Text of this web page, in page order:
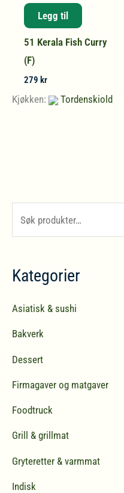
Fish
Curry
(F)
antall
Legg til
51 Kerala Fish Curry
(F)
279 kr
Kjøkken: Tordenskiold
e
t
e
r
Kategorier
Asiatisk & sushi
Bakverk
Dessert
Firmagaver og matgaver
Foodtruck
Grill & grillmat
Gryteretter & varmmat
Indisk